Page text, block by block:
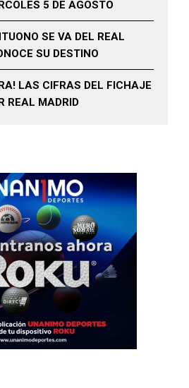
5 DE AGOSTO
SE VA DEL REAL
SU DESTINO
LAS CIFRAS DEL FICHAJE
REAL MADRID